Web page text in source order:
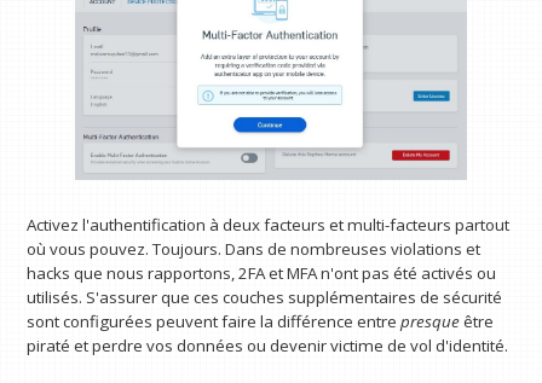
Activez l'authentification à deux facteurs et multi-facteurs partout
où vous pouvez. Toujours. Dans de nombreuses violations et
hacks que nous rapportons, 2FA et MFA n'ont pas été activés ou
utilisés. S'assurer que ces couches supplémentaires de sécurité
sont configurées peuvent faire la différence entrepresqueêtre
piraté et perdre vos données ou devenir victime de vol d'identité.